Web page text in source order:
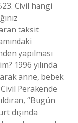
Civil hangi
taksit
yapılması
1996 yılında
anne, bebek
Perakende
“Bugün
dışında